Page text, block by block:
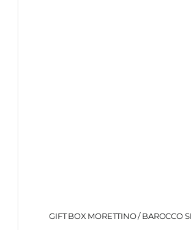
GIFT BOX MORETTINO / BAROCCO